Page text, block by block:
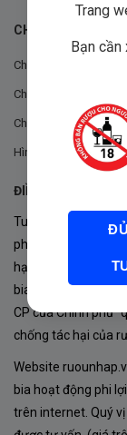
CHÍNH SÁCH
Chính sách chung
Chính sách đổi trả
Chính sách mua hàng
Hình thức thanh toán
ĐIỀU KHOẢN VÀ
Tuân thủ Nghị định
phủ về sản xuất,
hại của rượu, bia”
bia theo hình thức
CP của Chính phủ
chống tác hại của
Website
bia hoạt động phi
trên internet. Quý
Trang
Bạn cần